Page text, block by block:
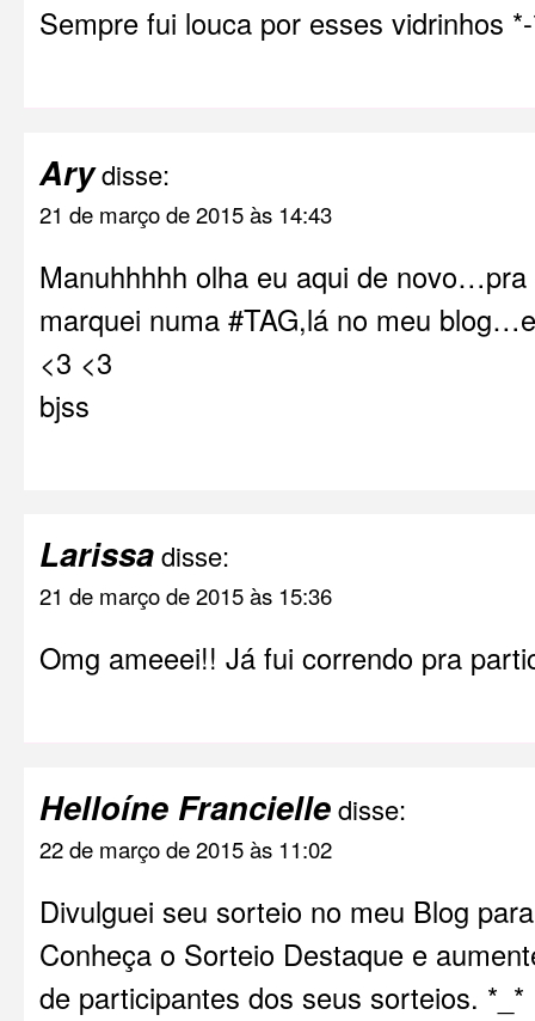
Sempre fui louca por esses vidrinhos
Arydisse:
21 de março de 2015 às 14:43
Manuhhhhh olha eu aqui de
marquei numa #TAG,lá no meu
<3 <3
bjss
Larissadisse:
21 de março de 2015 às 15:36
Omg ameeei!! Já fui correndo pra
Helloíne Francielledisse:
22 de março de 2015 às 11:02
Divulguei seu sorteio no meu Blog
Conheça o Sorteio Destaque e
de participantes dos seus sorteios. *_*